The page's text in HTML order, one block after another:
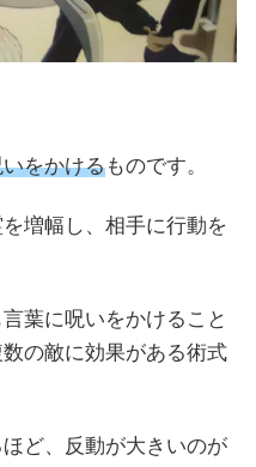
をかけるものです。
増幅し、相手に行動を
葉に呪いをかけること
の敵に効果がある術式
ど、反動が大きいのが